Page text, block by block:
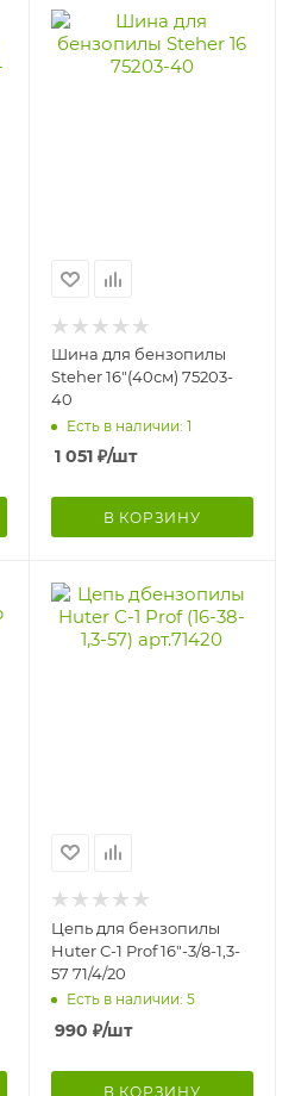
Шина для бензопилы
Steher 16"(40см) 75203-
40
Есть в наличии: 1
1 051₽/шт
В КОРЗИНУ
Цепь для бензопилы
Huter С-1 Prof 16"-3/8-1,3-
57 71/4/20
Есть в наличии: 5
990 ₽/шт
В КОРЗИНУ